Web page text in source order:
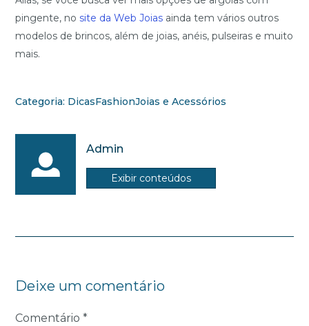
pingente, no site da Web Joias ainda tem vários outros
modelos de brincos, além de joias, anéis, pulseiras e muito
mais.
Categoria: DicasFashionJoias e Acessórios
Admin
Exibir conteúdos
Deixe um comentário
Comentário*